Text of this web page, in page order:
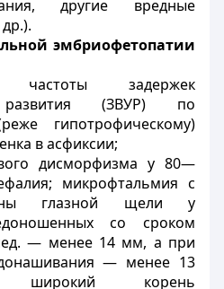
другие вредные
эмбриофетопатии
задержек
развития (ЗВУР) по
гипотрофическому)
в асфиксии;
дисморфизма у 80—
микрофтальмия с
глазной щели у
со сроком
— менее 14 мм, а при
— менее 13
корень